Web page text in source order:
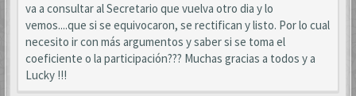
va a consultar al Secretario que vuelva otro dia y lo
vemos....que si se equivocaron, se rectifican y listo. Por lo cual
necesito ir con más argumentos y saber si se toma el
coeficiente o la participación??? Muchas gracias a todos y a
Lucky !!!